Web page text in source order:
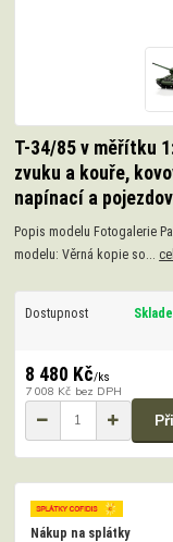
T-34/85 v měřítku
zvuku a kouře,
napínací a
Popis modelu Fotogalerie
modelu: Věrná kopie so...
Dostupnost
8 480 Kč/ks
7 008 Kč bez DPH
Nákup na splátky